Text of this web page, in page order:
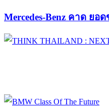
Mercedes-Benz คาด ยอ